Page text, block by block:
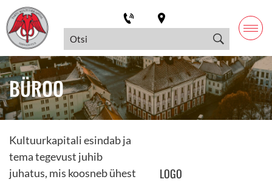
BÜROO
LOGO
Kultuurkapitali esindab ja
tema tegevust juhib
juhatus, mis koosneb ühest